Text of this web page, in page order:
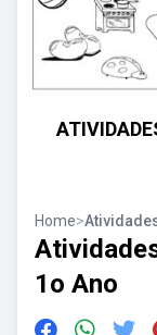
Home>
1o Ano